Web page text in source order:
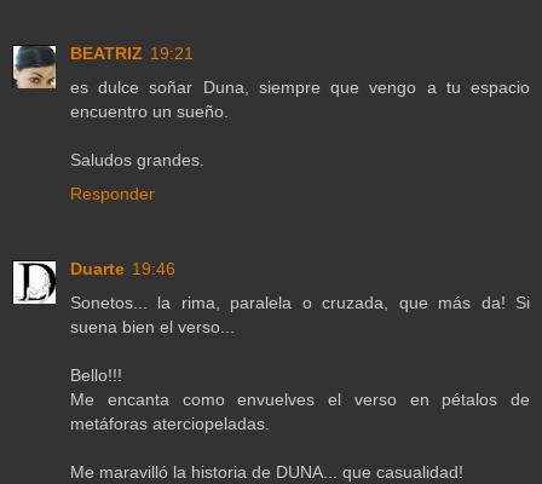
BEATRIZ 19:21
es dulce soñar Duna, siempre que vengo a tu espacio
encuentro un sueño.
Saludos grandes.
Responder
Duarte 19:46
Sonetos... la rima, paralela o cruzada, que más da! Si
suena bien el verso...
Bello!!!
Me encanta como envuelves el verso en pétalos de
metáforas aterciopeladas.
Me maravilló la historia de DUNA... que casualidad!